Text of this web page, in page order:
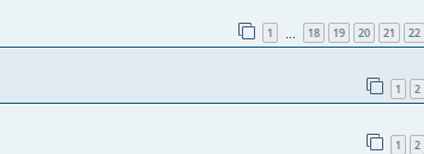
1 18 19 20 21 22
1 2
1 2